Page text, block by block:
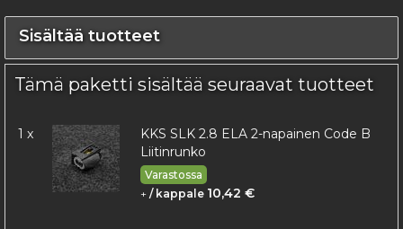
Sisältää tuotteet
Tämä paketti sisältää seuraavat tuotteet
1 x
KKS SLK 2.8 ELA 2-napainen Code B
Liitinrunko
Varastossa
+ / kappale 10,42 €